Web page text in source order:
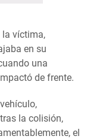
la víctima,
en su
una
de frente.
la colisión,
el